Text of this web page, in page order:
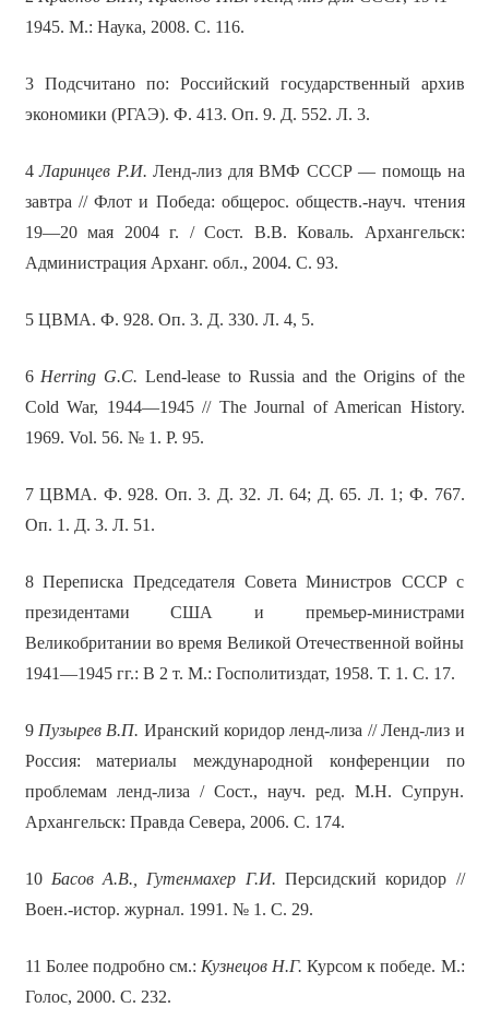
1945. М.: Наука, 2008. С. 116.
3 Подсчитано по: Российский государственный архив
экономики (РГАЭ). Ф. 413. Оп. 9. Д. 552. Л. 3.
4Ларинцев Р.И. Ленд-лиз для ВМФ СССР — помощь на
завтра // Флот и Победа: общерос. обществ.-науч. чтения
19—20 мая 2004 г. / Сост. В.В. Коваль. Архангельск:
Администрация Арханг. обл., 2004. С. 93.
5 ЦВМА. Ф. 928. Оп. 3. Д. 330. Л. 4, 5.
6 Herring G.C. Lend-lease to Russia and the Origins of the
Cold War, 1944—1945 // The Journal of American History.
1969. Vol. 56. № 1. P. 95.
7 ЦВМА. Ф. 928. Оп. 3. Д. 32. Л. 64; Д. 65. Л. 1; Ф. 767.
Оп. 1. Д. 3. Л. 51.
8 Переписка Председателя Совета Министров СССР с
президентами США и премьер-министрами
Великобритании во время Великой Отечественной войны
1941—1945 гг.: В 2 т. М.: Госполитиздат, 1958. Т. 1. С. 17.
9 Пузырев В.П. Иранский коридор ленд-лиза // Ленд-лиз и
Россия: материалы международной конференции по
проблемам ленд-лиза / Сост., науч. ред. М.Н. Супрун.
Архангельск: Правда Севера, 2006. С. 174.
10 Басов А.В., Гутенмахер Г.И. Персидский коридор //
Воен.-истор. журнал. 1991. № 1. С. 29.
11 Более подробно см.: Кузнецов Н.Г. Курсом к победе. М.:
Голос, 2000. С. 232.